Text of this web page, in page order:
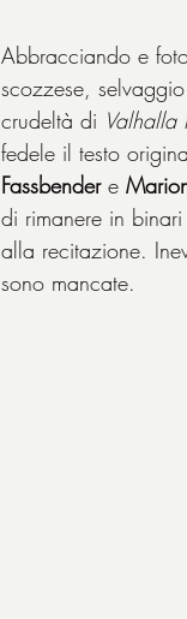
Abbracciando e
scozzese,
crudeltà di Valhalla
fedele il testo
Fassbender e
di rimanere in
alla recitazione.
sono mancate.